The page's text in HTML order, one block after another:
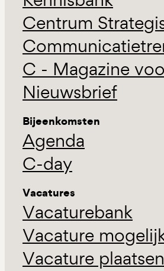
Centrum
C - Magazine
Nieuwsbrief
Bijeenkomsten
Agenda
C-day
Vacatures
Vacaturebank
Vacature
Vacature plaatsen